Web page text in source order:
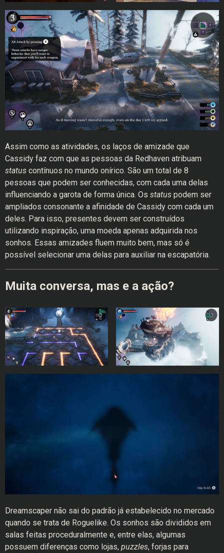
Assim como as atividades, os laços de amizade que
Cassidy faz com que as pessoas da Redhaven atribuam
status contínuos no mundo onírico. São um total de 8
pessoas que podem ser conhecidas, com cada uma delas
influenciando a garota de forma única. Os status podem ser
ampliados consonante a afinidade de Cassidy com cada um
deles. Para isso, presentes devem ser construídos
utilizando inspiração, uma moeda apenas adquirida nos
sonhos. Essas amizades fluem muito bem, mas só é
possível selecionar uma delas para auxiliar na escapatória.
Muita conversa, mas e a ação?
Dreamscaper não sai do padrão já estabelecido no mercado
quando se trata de Roguelike. Os sonhos são divididos em
salas feitas proceduralmente e, entre elas, algumas
possuem diferenças como lojas, puzzles, forjas para